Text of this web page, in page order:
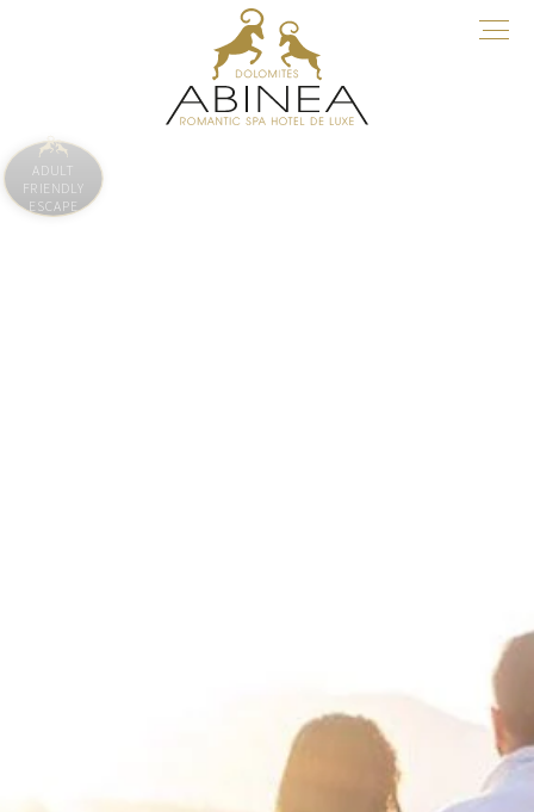
ADULT
FRIENDLY
ESCAPE